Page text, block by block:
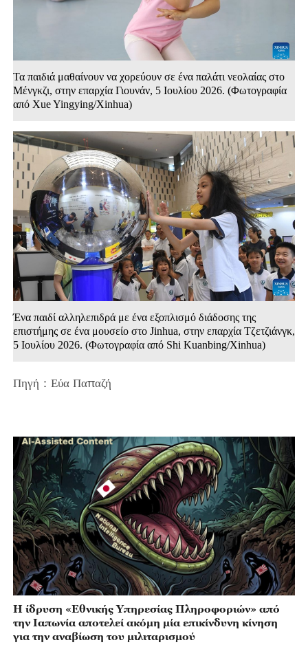
Τα παιδιά μαθαίνουν να χορεύουν σε ένα παλάτι νεολαίας στο
Μένγκζι, στην επαρχία Γιουνάν, 5 Ιουλίου 2026. (Φωτογραφία
από Xue Yingying/Xinhua)
Ένα παιδί αλληλεπιδρά με ένα εξοπλισμό διάδοσης της
επιστήμης σε ένα μουσείο στο Jinhua, στην επαρχία Τζετζιάνγκ,
5 Ιουλίου 2026. (Φωτογραφία από Shi Kuanbing/Xinhua)
Πηγή：Εύα Παπαζή
Η ίδρυση «Εθνικής Υπηρεσίας Πληροφοριών» από
την Ιαπωνία αποτελεί ακόμη μία επικίνδυνη κίνηση
για την αναβίωση του μιλιταρισμού